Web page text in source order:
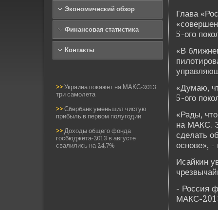
Экономический обзор
Финансовая статистика
Контакты
>> Украина покажет на МАКС-2013
три самолета
>> Сбербанк уменьшил чистую
прибыль в первом полугодии
>> Доходы общего фонда
госбюджета-2013 в августе
свалились на 24,7%
Глава
5-ого
«В
«Думаю,
5-ого
«Рады,
на МАКС.
сде­лать
основе­», -
Исайкин
- Россия
МАКС-